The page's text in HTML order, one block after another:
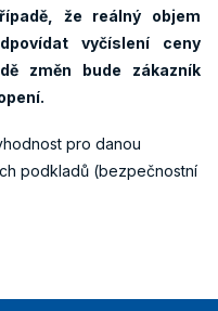
že reálný objem
vyčíslení ceny
změn bude zákazník
pro danou
podkladů (bezpečnostní